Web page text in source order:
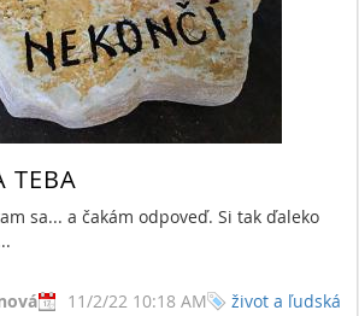
TEBA
sa... a čakám odpoveď. Si tak ďaleko
11/2/22 10:18 AM
život a ľudská